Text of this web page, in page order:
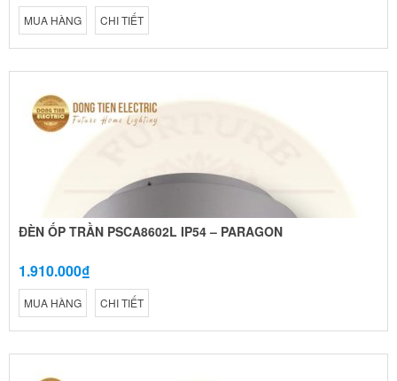
MUA HÀNG CHI TIẾT
ĐÈN ỐP TRẦN PSCA8602L IP54 – PARAGON
1.910.000₫
MUA HÀNG CHI TIẾT